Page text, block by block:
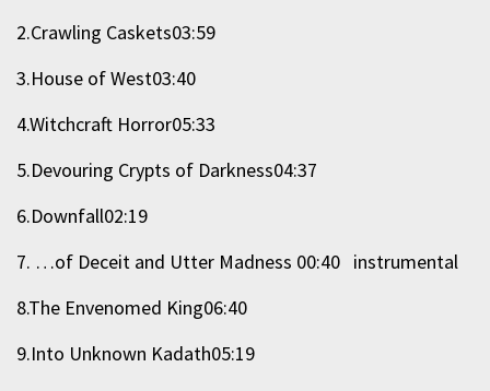
2.Crawling Caskets03:59
3.House of West03:40
4.Witchcraft Horror05:33
5.Devouring Crypts of Darkness04:37
6.Downfall02:19
7. …of Deceit and Utter Madness 00:40 instrumental
8.The Envenomed King06:40
9.Into Unknown Kadath05:19